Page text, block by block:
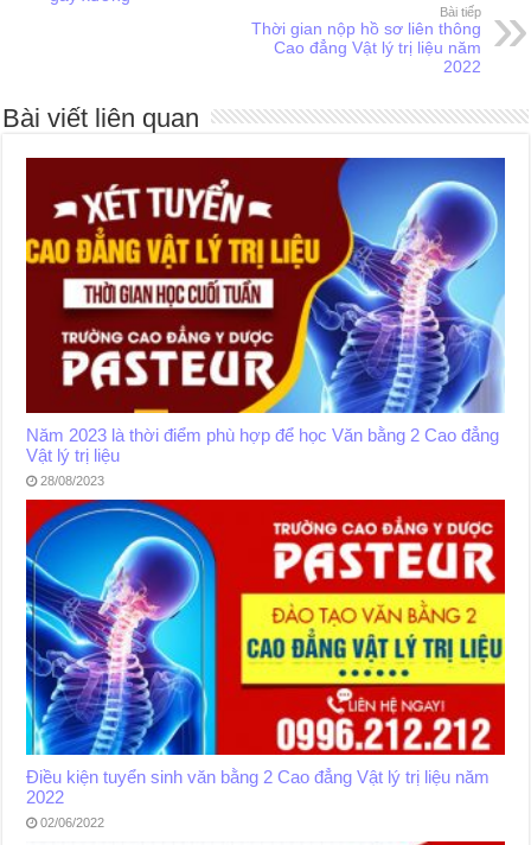
Bài tiếp
Thời gian nộp hồ sơ liên thông
Cao đẳng Vật lý trị liệu năm
2022
Bài viết liên quan
Năm 2023 là thời điểm phù hợp để học Văn bằng 2 Cao đẳng
Vật lý trị liệu
28/08/2023
Điều kiện tuyển sinh văn bằng 2 Cao đẳng Vật lý trị liệu năm
2022
02/06/2022